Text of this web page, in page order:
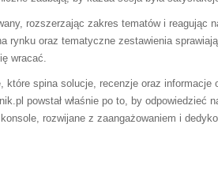
rozszerzając zakres tematów i reagując
rynku oraz tematyczne zestawienia
wracać.
spina solucje, recenzje oraz informacje
powstał właśnie po to, by odpowiedzieć
rozwijane z zaangażowaniem i